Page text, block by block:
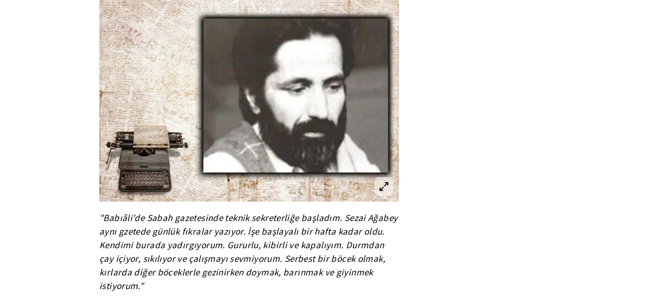
"Babıâli'de Sabah gazetesinde teknik sekreterliğe başladım. Sezai Ağabey
aynı gzetede günlük fıkralar yazıyor. İşe başlayalı bir hafta kadar oldu.
Kendimi burada yadırgıyorum. Gururlu, kibirli ve kapalıyım. Durmdan
çay içiyor, sıkılıyor ve çalışmayı sevmiyorum. Serbest bir böcek olmak,
kırlarda diğer böceklerle gezinirken doymak, barınmak ve giyinmek
istiyorum."